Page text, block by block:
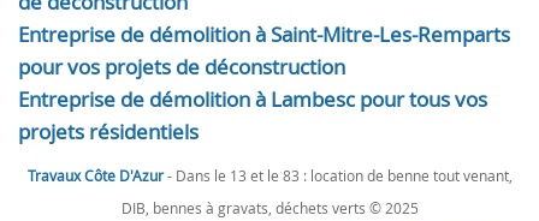
Entreprise de démolition à Saint-Mitre-Les-Remparts
pour vos projets de déconstruction
Entreprise de démolition à Lambesc pour tous vos
projets résidentiels
Travaux Côte D'Azur- Dans le 13 et le 83 : location de benne tout venant,
DIB, bennes à gravats, déchets verts © 2025